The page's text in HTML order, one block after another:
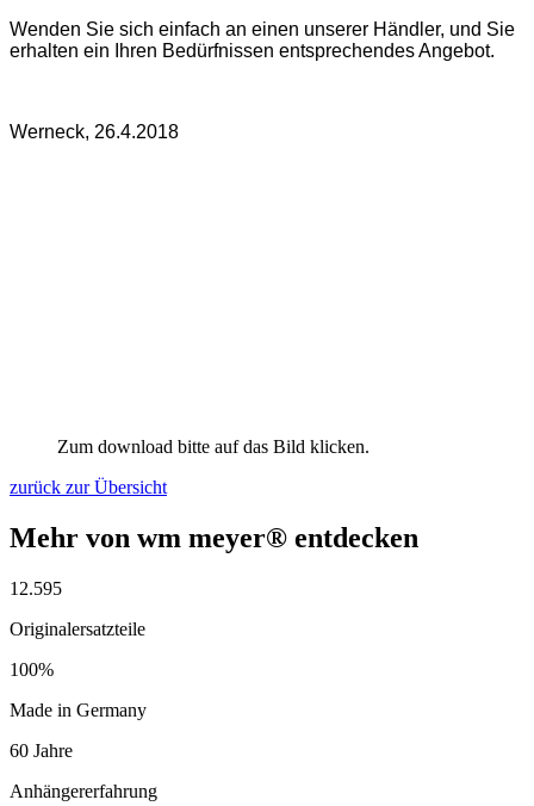
Wenden Sie sich einfach an einen unserer Händler, und Sie
erhalten ein Ihren Bedürfnissen entsprechendes Angebot.
Werneck, 26.4.2018
Zum download bitte auf das Bild klicken.
zurück zur Übersicht
Mehr von wm meyer® entdecken
12.595
Originalersatzteile
100%
Made in Germany
60 Jahre
Anhängererfahrung